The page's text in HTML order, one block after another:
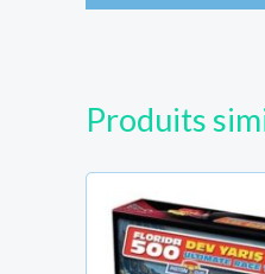
Produits